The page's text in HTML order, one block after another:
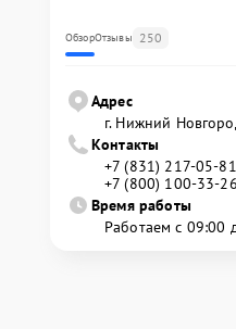
ОбзорОтзывы 250
Адрес
г. Нижний
Контакты
+7 (831) 217-05-81
+7 (800) 100-33-26
Время работы
Работаем с 09:00